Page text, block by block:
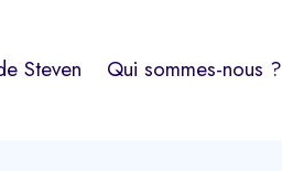
Steven Qui sommes-nous ?